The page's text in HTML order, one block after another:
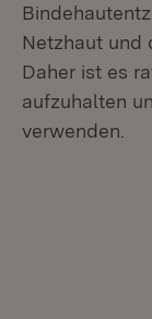
Netzhaut und
Daher ist es
aufzuhalten
verwenden.